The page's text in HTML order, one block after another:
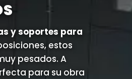
y soportes para
estos
pesados. A
para su obra